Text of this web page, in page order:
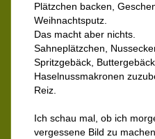
Plätzchen backen,
Weihnachtsputz.
Das macht aber nichts.
Sahneplätzchen,
Spritzgebäck,
Haselnussmakronen
Reiz.
Ich schau mal, ob ich
vergessene Bild zu